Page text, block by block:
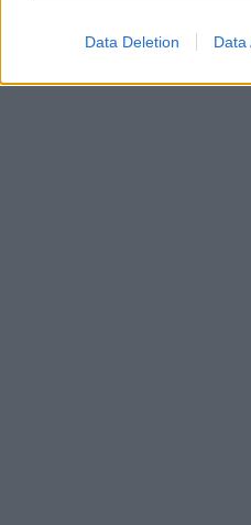
Data Deletion Data